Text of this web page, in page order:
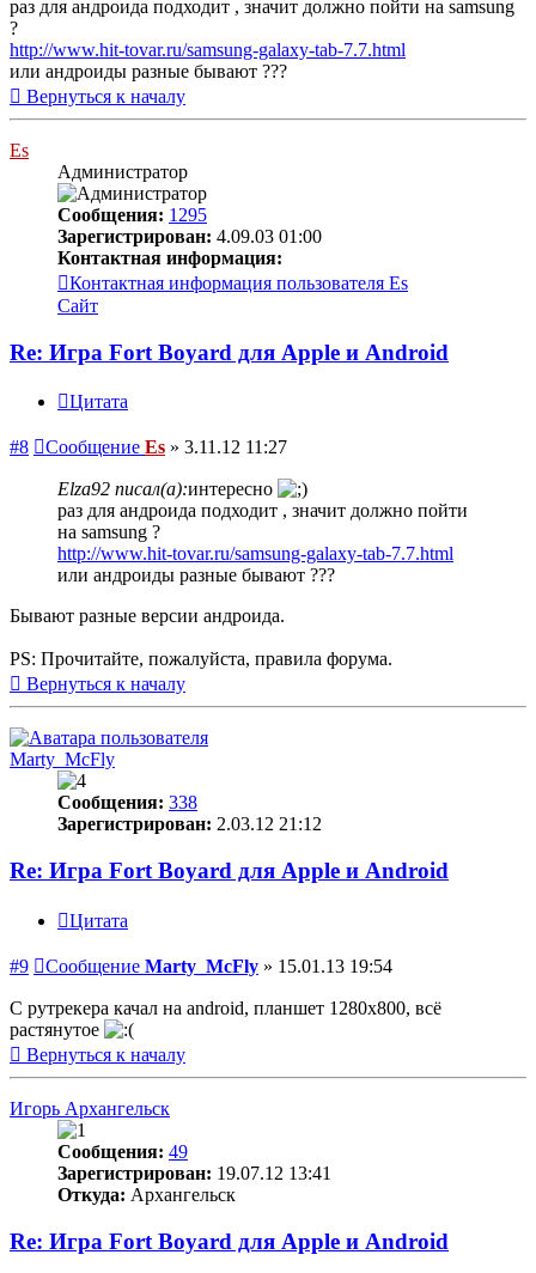
раз для андроида подходит , значит должно пойти на samsung
?
http://www.hit-tovar.ru/samsung-galaxy-tab-7.7.html
или андроиды разные бывают ???
Вернуться к началу
Es
Администратор
Сообщения: 1295
Зарегистрирован: 4.09.03 01:00
Контактная информация:
Контактная информация пользователя Es
Сайт
Re: Игра Fort Boyard для Apple и Android
Цитата
#8 Сообщение Es » 3.11.12 11:27
Elza92 писал(а):интересно
раз для андроида подходит , значит должно пойти
на samsung ?
http://www.hit-tovar.ru/samsung-galaxy-tab-7.7.html
или андроиды разные бывают ???
Бывают разные версии андроида.
PS: Прочитайте, пожалуйста, правила форума.
Вернуться к началу
Marty_McFly
Сообщения: 338
Зарегистрирован: 2.03.12 21:12
Re: Игра Fort Boyard для Apple и Android
Цитата
#9 Сообщение Marty_McFly » 15.01.13 19:54
С рутрекера качал на android, планшет 1280х800, всё
растянутое
Вернуться к началу
Игорь Архангельск
Сообщения: 49
Зарегистрирован: 19.07.12 13:41
Откуда: Архангельск
Re: Игра Fort Boyard для Apple и Android